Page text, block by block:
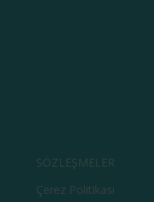
SÖZLEŞMELER
Çerez Politikası